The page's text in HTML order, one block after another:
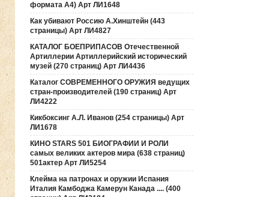
формата А4) Арт ЛИ1648
Как убивают Россию А.Хинштейн (443
страницы) Арт ЛИ4827
КАТАЛОГ БОЕПРИПАСОВ Отечественной
Артиллерии Артиллерийский исторический
музей (270 страниц) Арт ЛИ4436
Каталог СОВРЕМЕННОГО ОРУЖИЯ ведущих
стран-производителей (190 страниц) Арт
ЛИ4222
Кикбоксинг А.Л. Иванов (254 страницы) Арт
ЛИ1678
КИНО STARS 501 БИОГРАФИИ И РОЛИ
самых великих актеров мира (638 страниц)
501актер Арт ЛИ5254
Клейма на патронах и оружии Испания
Италия Камбоджа Камерун Канада .... (400